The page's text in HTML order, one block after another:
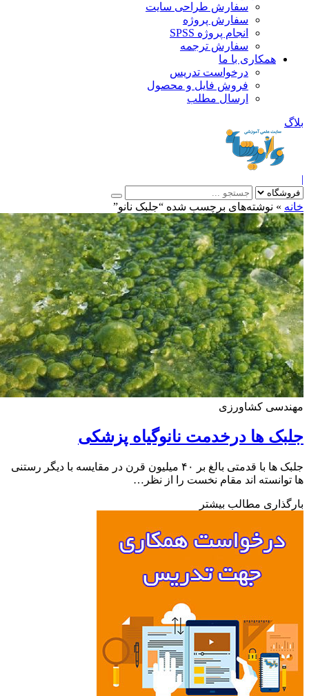
سفارش طراحی سایت
سفارش پروژه
انجام پروژه SPSS
سفارش ترجمه
همکاری با ما
درخواست تدریس
فروش فایل و محصول
ارسال مطلب
»نوشته‌های برچسب شده “جلبک نانو”
کشاورزی
ها درخدمت نانوگیاه پزشکی
جلبک ها با قدمتی بالغ بر ۴۰ میلیون قرن در مقایسه با دیگر رستنی
اند مقام نخست را از نظر…
مطالب بیشتر